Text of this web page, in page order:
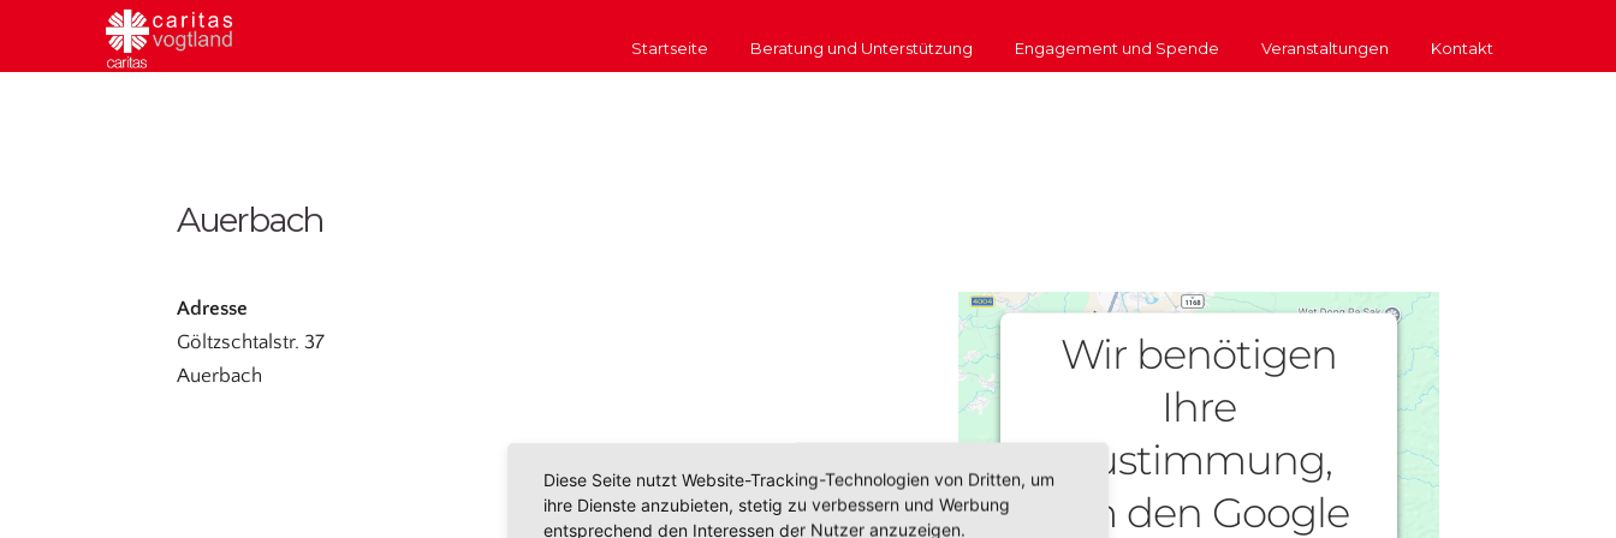
Startseite Beratung und Unterstützung Engagement und Spende Veranstaltungen Kontakt
Auerbach
Wir benötigen
Ihre
Zustimmung,
um den Google
Adresse
Göltzschtalstr. 37
Auerbach
Diese Seite nutzt Website-Tracking-Technologien von Dritten, um
ihre Dienste anzubieten, stetig zu verbessern und Werbung
entsprechend den Interessen der Nutzer anzuzeigen.